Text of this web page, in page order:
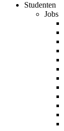
Studenten
Jobs